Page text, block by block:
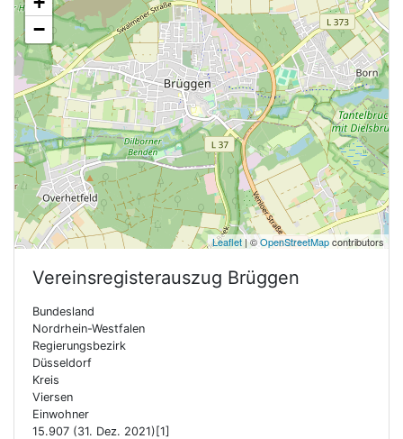
−
Leaflet| ©OpenStreetMapcontributors
Vereinsregisterauszug Brüggen
Bundesland
Nordrhein-Westfalen
Regierungsbezirk
Düsseldorf
Kreis
Viersen
Einwohner
15.907 (31. Dez. 2021)[1]